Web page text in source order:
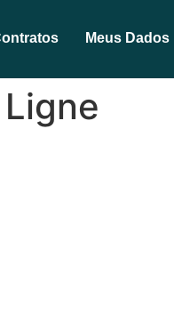
Meus Dados